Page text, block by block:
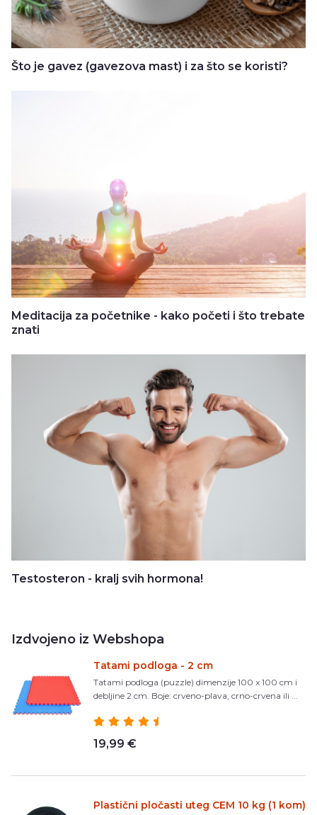
Što je gavez (gavezova mast) i za što se koristi?
Meditacija za početnike - kako početi i što trebate
znati
Testosteron - kralj svih hormona!
Izdvojeno iz Webshopa
Tatami podloga - 2 cm
Tatami podloga (puzzle) dimenzije 100 x 100 cm i
debljine 2 cm. Boje: crveno-plava, crno-crvena ili ...
19,99 €
Plastični pločasti uteg CEM 10 kg (1 kom)